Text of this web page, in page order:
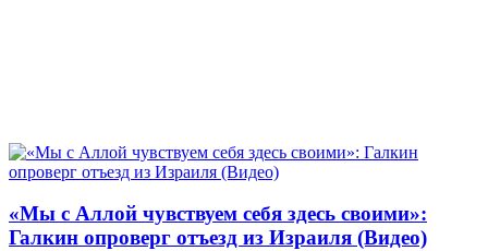
«Мы с Аллой чувствуем себя здесь своими»:
Галкин опроверг отъезд из Израиля (Видео)